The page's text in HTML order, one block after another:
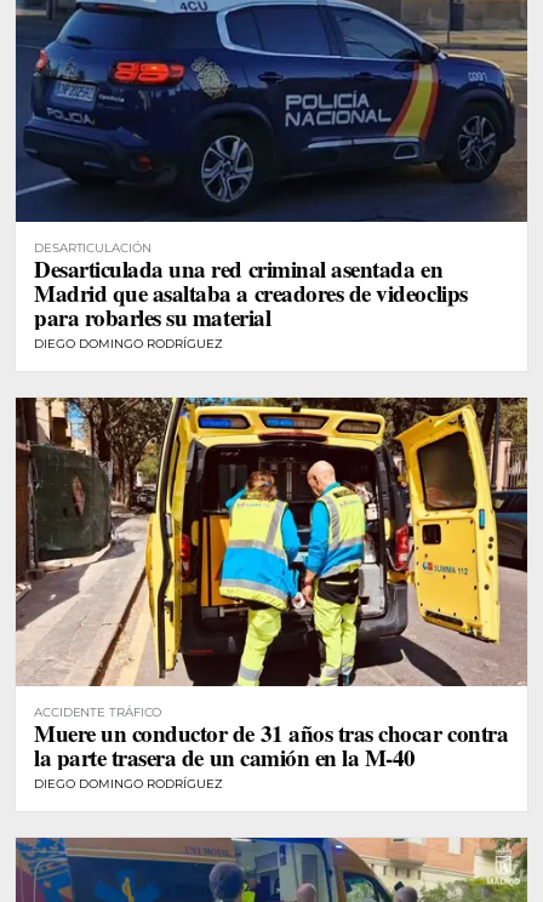
DESARTICULACIÓN
Desarticulada una red criminal asentada en
Madrid que asaltaba a creadores de videoclips
para robarles su material
DIEGO DOMINGO RODRÍGUEZ
ACCIDENTE TRÁFICO
Muere un conductor de 31 años tras chocar contra
la parte trasera de un camión en la M-40
DIEGO DOMINGO RODRÍGUEZ